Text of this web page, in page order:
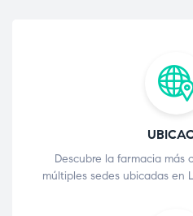
Descubre la farmacia más
múltiples sedes ubicadas en